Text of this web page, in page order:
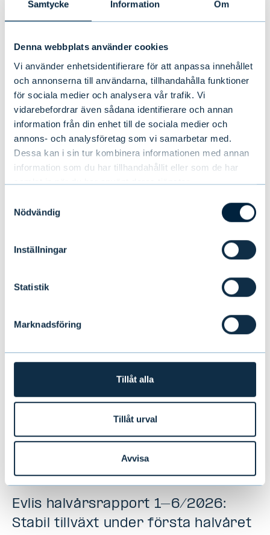
Samtycke Information Om
Denna webbplats använder cookies
Vi använder enhetsidentifierare för att anpassa innehållet
och annonserna till användarna, tillhandahålla funktioner
för sociala medier och analysera vår trafik. Vi
vidarebefordrar även sådana identifierare och annan
information från din enhet till de sociala medier och
annons- och analysföretag som vi samarbetar med.
Dessa kan i sin tur kombinera informationen med annan
information som du har tillhandahållit eller som de har
samlat in när du har använt deras tjänster.
Nödvändig
Inställningar
Statistik
Marknadsföring
Tillåt alla
Tillåt urval
Avvisa
om att vara störst utan om att vara
starkast där det spelar roll.
EU:s framtid formas i samspelet mellan
handel, säkerhet och investeringar.
Arbetskraftsbrist och demografiska
förändringar kräver nya synsätt på
immigration och produktivitet.
Europas USP framåt: livskvalitet,
Detta kan också
Evlis halvårsrapport 1–6/2026:
Stabil tillväxt under första halvåret